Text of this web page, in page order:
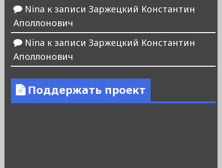
Nina к записи Заржецкий Константин
Аполлонович
Nina к записи Заржецкий Константин
Аполлонович
Поддержать проект